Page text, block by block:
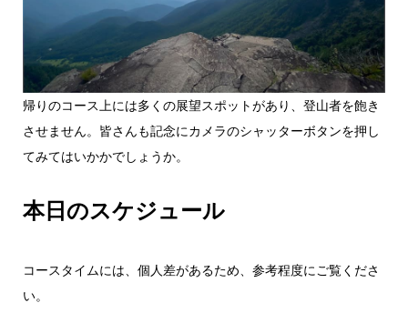
帰りのコース上には多くの展望スポットがあり、登山者を飽き
させません。皆さんも記念にカメラのシャッターボタンを押し
てみてはいかかでしょうか。
本日のスケジュール
コースタイムには、個人差があるため、参考程度にご覧くださ
い。